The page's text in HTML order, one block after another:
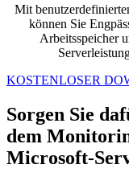
Mit
können Sie
Arbeitsspeicher
KOSTENLOSER
Sorgen Sie
dem
Microsoft-